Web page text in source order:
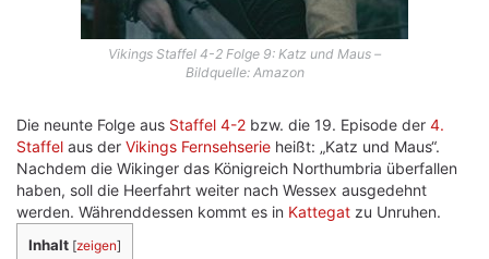
Vikings Staffel 4-2 Folge 9: Katz und Maus –
Bildquelle: Amazon
Die neunte Folge aus Staffel 4-2 bzw. die 19. Episode der 4.
Staffel aus der Vikings Fernsehserie heißt: „Katz und Maus“.
Nachdem die Wikinger das Königreich Northumbria überfallen
haben, soll die Heerfahrt weiter nach Wessex ausgedehnt
werden. Währenddessen kommt es in Kattegat zu Unruhen.
Inhalt [zeigen]